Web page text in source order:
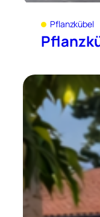
Pflanzkübel